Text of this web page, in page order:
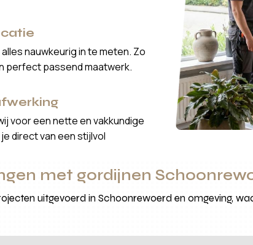
nauwkeurig in te meten. Zo
perfect passend maatwerk.
voor een nette en vakkundige
direct van een stijlvol
met gordijnen
uitgevoerd in Schoonrewoerd en omgeving,